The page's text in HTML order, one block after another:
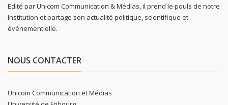
Edité par Unicom Communication & Médias, il prend le pouls de notre
Institution et partage son actualité politique, scientifique et
événementielle.
NOUS CONTACTER
Unicom Communication et Médias